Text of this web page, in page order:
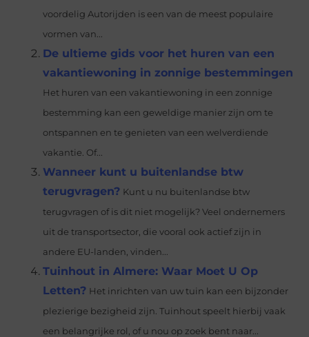
voordelig Autorijden is een van de meest populaire
vormen van...
De ultieme gids voor het huren van een
vakantiewoning in zonnige bestemmingen
Het huren van een vakantiewoning in een zonnige
bestemming kan een geweldige manier zijn om te
ontspannen en te genieten van een welverdiende
vakantie. Of...
Wanneer kunt u buitenlandse btw
terugvragen? Kunt u nu buitenlandse btw
terugvragen of is dit niet mogelijk? Veel ondernemers
uit de transportsector, die vooral ook actief zijn in
andere EU-landen, vinden...
Tuinhout in Almere: Waar Moet U Op
Letten? Het inrichten van uw tuin kan een bijzonder
plezierige bezigheid zijn. Tuinhout speelt hierbij vaak
een belangrijke rol, of u nou op zoek bent naar...